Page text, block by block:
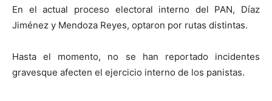
En el actual proceso electoral interno del PAN, Díaz
Jiménez y Mendoza Reyes, optaron por rutas distintas.
Hasta el momento, no se han reportado incidentes
gravesque afecten el ejercicio interno de los panistas.